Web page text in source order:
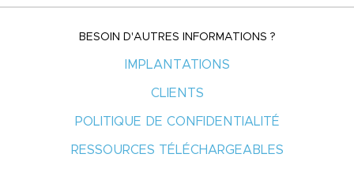
BESOIN D'AUTRES INFORMATIONS ?
IMPLANTATIONS
CLIENTS
POLITIQUE DE CONFIDENTIALITÉ
RESSOURCES TÉLÉCHARGEABLES